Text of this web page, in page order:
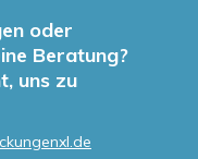
oder
Beratung?
uns zu